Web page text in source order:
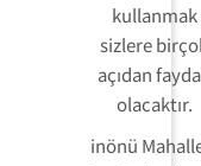
kullanmak
sizlere
açıdan
olacaktır.
inönü